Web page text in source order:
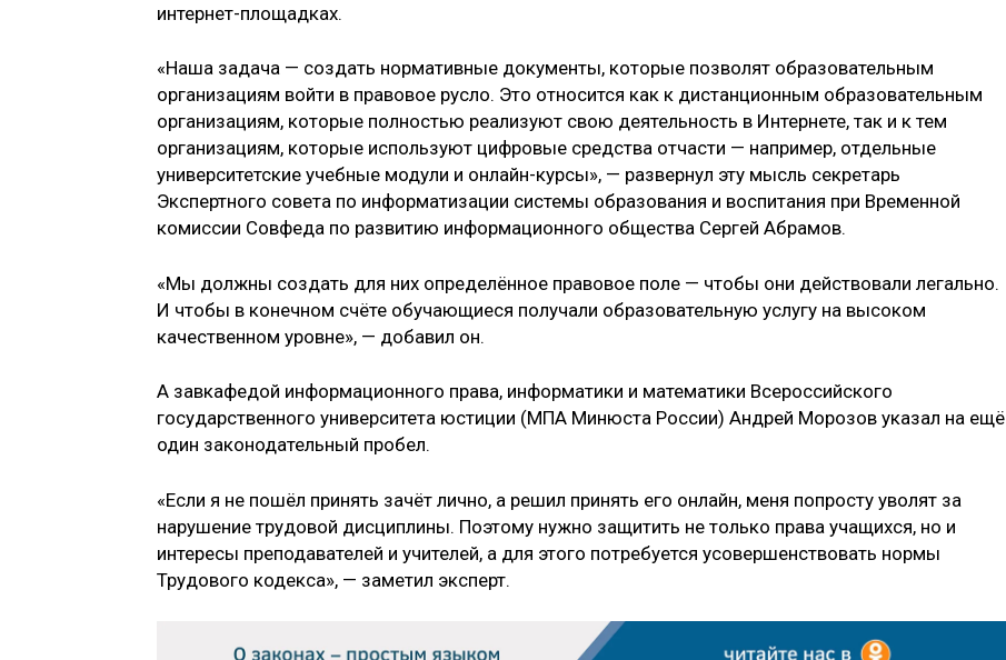
интернет-площадках.
«Наша задача — создать нормативные документы, которые позволят образовательным
организациям войти в правовое русло. Это относится как к дистанционным образовательным
организациям, которые полностью реализуют свою деятельность в Интернете, так и к тем
организациям, которые используют цифровые средства отчасти — например, отдельные
университетские учебные модули и онлайн-курсы», — развернул эту мысль секретарь
Экспертного совета по информатизации системы образования и воспитания при Временной
комиссии Совфеда по развитию информационного общества Сергей Абрамов.
«Мы должны создать для них определённое правовое поле — чтобы они действовали легально.
И чтобы в конечном счёте обучающиеся получали образовательную услугу на высоком
качественном уровне», — добавил он.
А завкафедой информационного права, информатики и математики Всероссийского
государственного университета юстиции (МПА Минюста России) Андрей Морозов указал на ещё
один законодательный пробел.
«Если я не пошёл принять зачёт лично, а решил принять его онлайн, меня попросту уволят за
нарушение трудовой дисциплины. Поэтому нужно защитить не только права учащихся, но и
интересы преподавателей и учителей, а для этого потребуется усовершенствовать нормы
Трудового кодекса», — заметил эксперт.